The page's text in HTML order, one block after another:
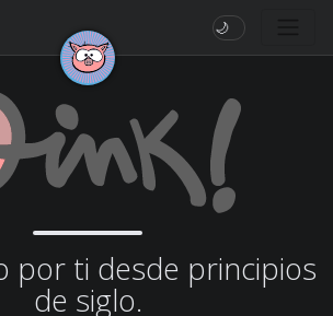
🌙
por ti desde principios
de siglo.